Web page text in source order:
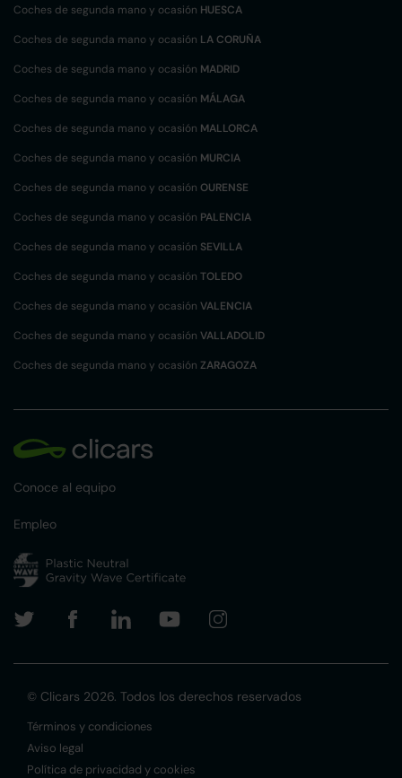
Coches de segunda mano y ocasión HUESCA
Coches de segunda mano y ocasión LA CORUÑA
Coches de segunda mano y ocasión MADRID
Coches de segunda mano y ocasión MÁLAGA
Coches de segunda mano y ocasión MALLORCA
Coches de segunda mano y ocasión MURCIA
Coches de segunda mano y ocasión OURENSE
Coches de segunda mano y ocasión PALENCIA
Coches de segunda mano y ocasión SEVILLA
Coches de segunda mano y ocasión TOLEDO
Coches de segunda mano y ocasión VALENCIA
Coches de segunda mano y ocasión VALLADOLID
Coches de segunda mano y ocasión ZARAGOZA
Conoce al equipo
Empleo
© Clicars 2026. Todos los derechos reservados
Términos y condiciones
Aviso legal
Política de privacidad y cookies